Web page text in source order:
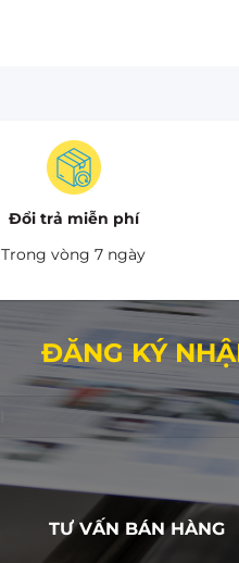
Đổi trả miễn phí
Trong vòng 7 ngày
ĐĂNG KÝ
TƯ VẤN BÁN HÀNG